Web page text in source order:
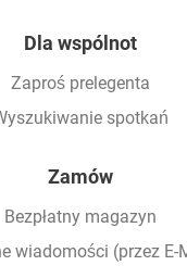
Dla wspólnot
Zaproś prelegenta
spotkań
Zamów
Bezpłatny magazyn
wiadomości (przez E-